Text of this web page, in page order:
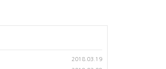
2018.03.19